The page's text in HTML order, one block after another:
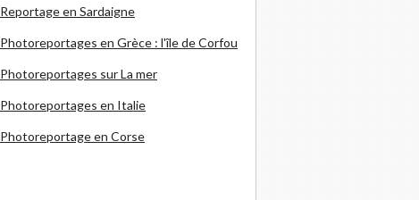
Reportage en Sardaigne
Photoreportages en Grèce : l'île de Corfou
Photoreportages sur La mer
Photoreportages en Italie
Photoreportage en Corse